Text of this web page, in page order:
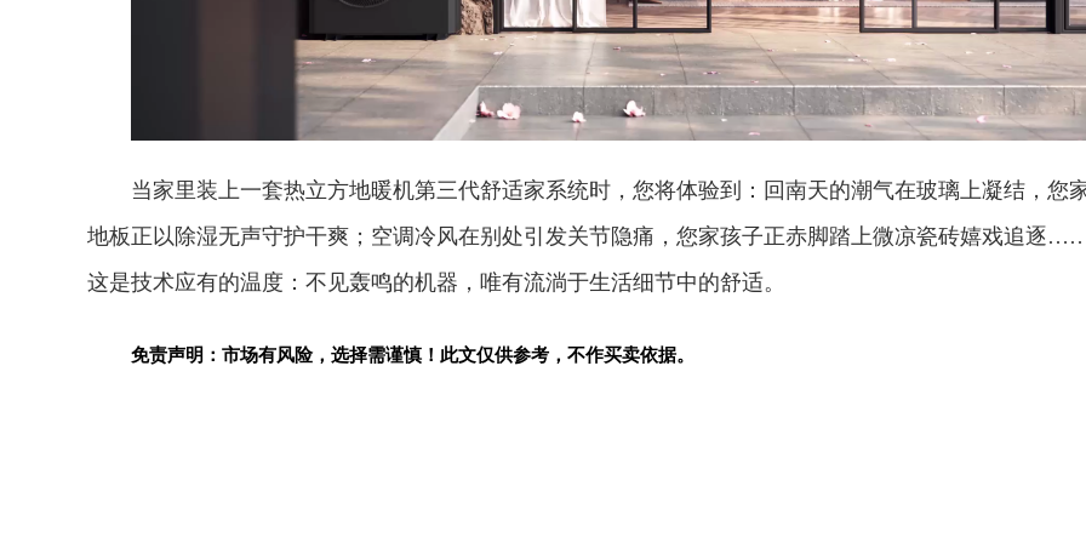
当家里装上一套热立方地暖机第三代舒适家系统时，您将体验到：回南天的潮气在玻璃上凝结，您
地板正以除湿无声守护干爽；空调冷风在别处引发关节隐痛，您家孩子正赤脚踏上微凉瓷砖嬉戏追逐
这是技术应有的温度：不见轰鸣的机器，唯有流淌于生活细节中的舒适。
免责声明：市场有风险，选择需谨慎！此文仅供参考，不作买卖依据。